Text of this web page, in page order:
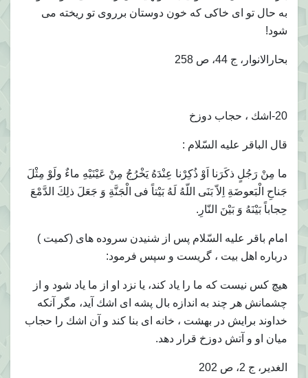
به حال تو اى خاكى كه خون دوستان برروى تو ريخته مى
شود!
بحارالانوار، ج 44، ص 258
20-اشك ، حجاب دوزخ
قال الباقر عليه السّلام :
ما مِنْ رَجُلٍ ذكَرَنا اَوْ ذُكِرْنا عِنْدَهُ يَخْرُجُ مِنْ عَيْنَيْهِ ماءٌ ولَوْ مِثْلَ
جَناحِ الْبَعوضَةِ اِلاّ بَنَى اللّهُ لَهُ بَيْتاً فى الْجَنَّةِ وَ جَعَلَ ذلِكَ الدَّمْعَ
حِجاباً بَيْنَهُ وَ بَيْنَ النّارِ.
امام باقر عليه السّلام پس از شنيدن سروده هاى (كميت )
درباره اهل بيت ، گريست و سپس فرمود:
هيچ كس نيست كه ما را ياد كند، يا نزد او از ما ياد شود و از
چشمانش هر چند به اندازه بال پشه اى اشك آيد، مگر آنكه
خداوند برايش در بهشت ، خانه اى بنا كند و آن اشك را حجاب
ميان او و آتش دوزخ قرار دهد.
الغدير، ج 2، ص 202